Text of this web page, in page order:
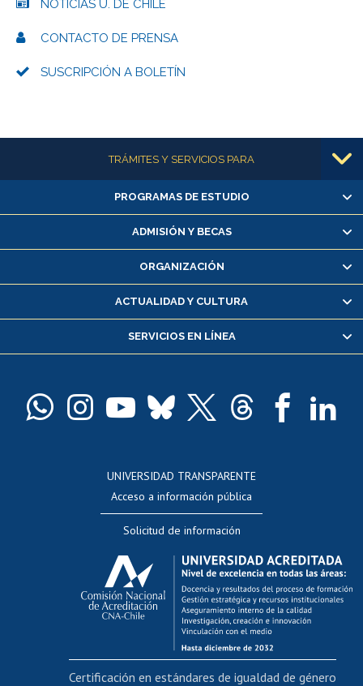
NOTICIAS U. DE CHILE
CONTACTO DE PRENSA
SUSCRIPCIÓN A BOLETÍN
Más informaciónTRÁMITES Y SERVICIOS PARA
Alumnas/os y exalumnas/os
Matrícula en línea
Inscripción y cambio de asignaturas
Consulta y certificado de notas
Servicio médico y dental
Pago de arancel y crédito alumnos
Docentes
Evaluación docente
Calificación académica
Postulación al AUCAI
Funcionarias/os
Cursos internos de capacitación
Bienestar del personal
Portal de movilidad interna
PROGRAMAS DE ESTUDIO
ADMISIÓN Y BECAS
ORGANIZACIÓN
ACTUALIDAD Y CULTURA
SERVICIOS EN LÍNEA
UNIVERSIDAD TRANSPARENTE
Acceso a información pública
Solicitud de información
Certificación en estándares de igualdad de género